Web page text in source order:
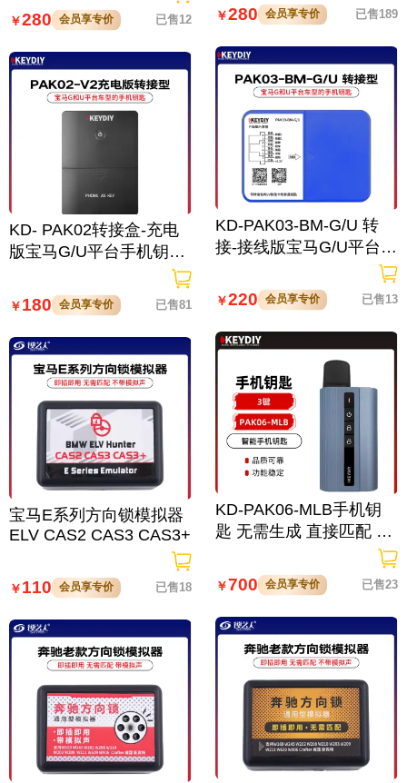
￥280 会员享专价 已售12
KD- PAK02转接盒-充电
版宝马G/U平台手机钥匙
￥180 会员享专价 已售81
宝马E系列方向锁模拟器
ELV CAS2 CAS3 CAS3+
￥110 会员享专价 已售18
￥280 会员享专价 已售189
KD-PAK03-BM-G/U 转
接-接线版宝马G/U平台手
￥220 会员享专价 已售13
KD-PAK06-MLB手机钥
匙 无需生成 直接匹配 奥
迪/保时捷/兰博基尼/宾利/
途锐专用
￥700 会员享专价 已售23